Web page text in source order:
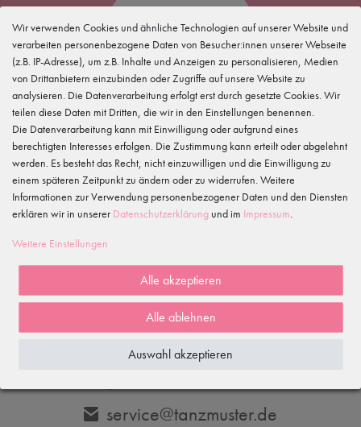
5 %
für Deine
Newsletteranmeldung
Meine Einwilligung kann ich jederzeit widerrufen.
DU HAST FRAGEN? WIR HELFEN DIR GERNE WEITER.
service@tanzmuster.de
Wir verwenden Cookies und ähnliche Technologien auf unserer Website und
verarbeiten personenbezogene Daten von Besucher:innen unserer Webseite
(z.B. IP-Adresse), um z.B. Inhalte und Anzeigen zu personalisieren, Medien
von Drittanbietern einzubinden oder Zugriffe auf unsere Website zu
analysieren. Die Datenverarbeitung erfolgt erst durch gesetzte Cookies. Wir
teilen diese Daten mit Dritten, die wir in den Einstellungen benennen.
Die Datenverarbeitung kann mit Einwilligung oder aufgrund eines
berechtigten Interesses erfolgen. Die Zustimmung kann erteilt oder abgelehnt
werden. Es besteht das Recht, nicht einzuwilligen und die Einwilligung zu
einem späteren Zeitpunkt zu ändern oder zu widerrufen. Weitere
Informationen zur Verwendung personenbezogener Daten und den Diensten
erklären wir in unserer Daten­schutz­erklärung und im Impressum.
Weitere Einstellungen
Alle akzeptieren
Alle ablehnen
Auswahl akzeptieren